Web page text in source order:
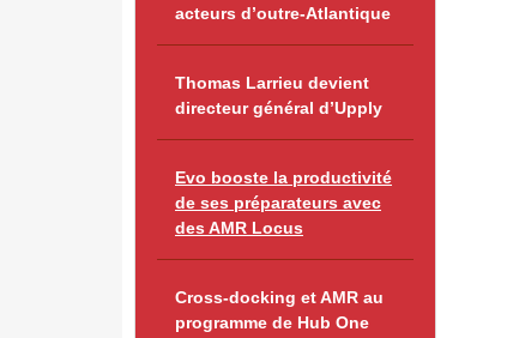
acteurs d’outre-Atlantique
Thomas Larrieu devient
directeur général d’Upply
Evo booste la productivité
de ses préparateurs avec
des AMR Locus
Cross-docking et AMR au
programme de Hub One